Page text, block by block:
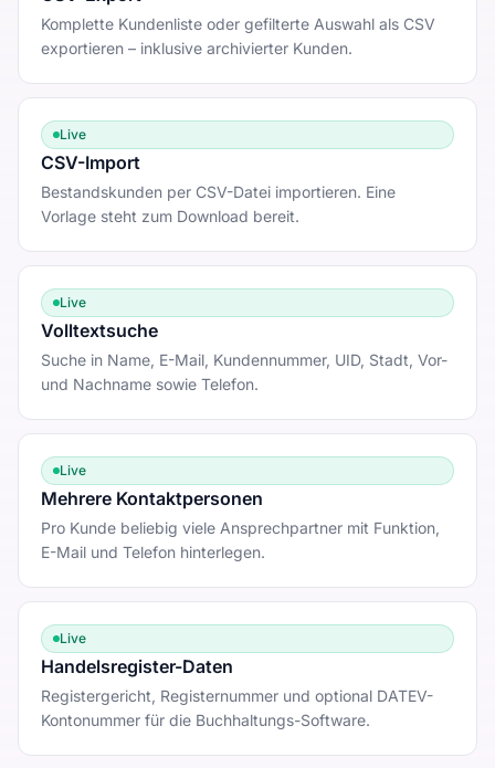
Komplette Kundenliste oder gefilterte Auswahl als CSV
exportieren – inklusive archivierter Kunden.
Live
CSV-Import
Bestandskunden per CSV-Datei importieren. Eine
Vorlage steht zum Download bereit.
Live
Volltextsuche
Suche in Name, E-Mail, Kundennummer, UID, Stadt, Vor-
und Nachname sowie Telefon.
Live
Mehrere Kontaktpersonen
Pro Kunde beliebig viele Ansprechpartner mit Funktion,
E-Mail und Telefon hinterlegen.
Live
Handelsregister-Daten
Registergericht, Registernummer und optional DATEV-
Kontonummer für die Buchhaltungs-Software.